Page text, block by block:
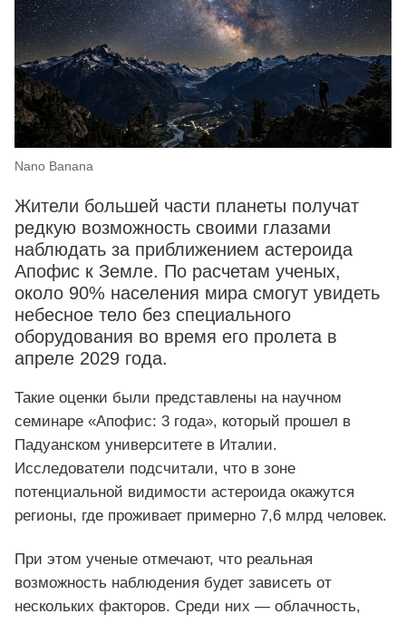
Nano Banana
Жители большей части планеты получат
редкую возможность своими глазами
наблюдать за приближением астероида
Апофис к Земле. По расчетам ученых,
около 90% населения мира смогут увидеть
небесное тело без специального
оборудования во время его пролета в
апреле 2029 года.
Такие оценки были представлены на научном
семинаре «Апофис: 3 года», который прошел в
Падуанском университете в Италии.
Исследователи подсчитали, что в зоне
потенциальной видимости астероида окажутся
регионы, где проживает примерно 7,6 млрд человек.
При этом ученые отмечают, что реальная
возможность наблюдения будет зависеть от
нескольких факторов. Среди них — облачность,